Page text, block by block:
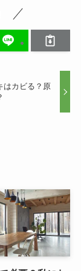
はカビる？原